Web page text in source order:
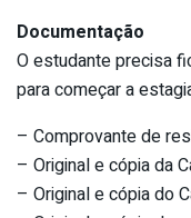
Documentação
O estudante precisa
para começar a
– Comprovante de
– Original e cópia da
– Original e cópia do